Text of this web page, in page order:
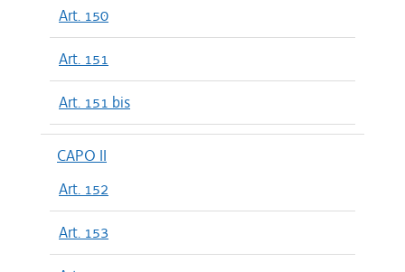
Art. 150
Art. 151
Art. 151 bis
CAPO II
Art. 152
Art. 153